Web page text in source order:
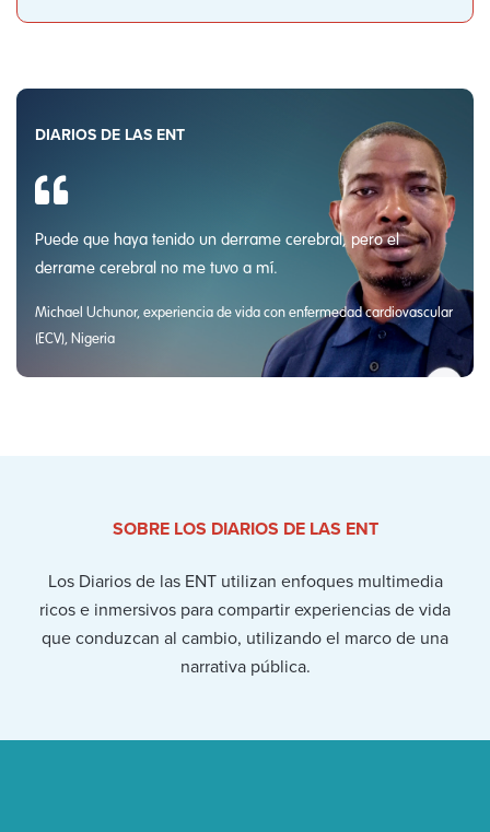
DIARIOS DE LAS ENT
Puede que haya tenido un derrame cerebral, pero el
derrame cerebral no me tuvo a mí.
Michael Uchunor, experiencia de vida con enfermedad cardiovascular
(ECV), Nigeria
SOBRE LOS DIARIOS DE LAS ENT
Los Diarios de las ENT utilizan enfoques multimedia
ricos e inmersivos para compartir experiencias de vida
que conduzcan al cambio, utilizando el marco de una
narrativa pública.